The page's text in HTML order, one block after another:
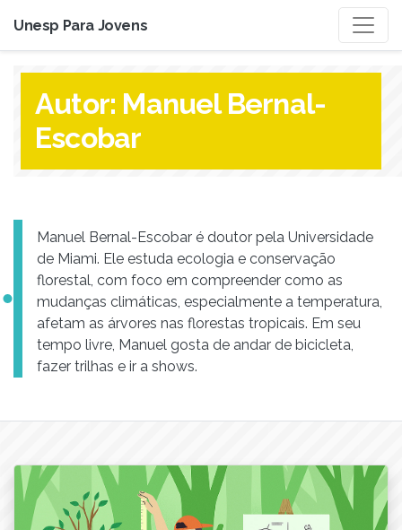
Unesp Para Jovens
Autor: Manuel Bernal-
Escobar
Manuel Bernal-Escobar é doutor pela Universidade
de Miami. Ele estuda ecologia e conservação
florestal, com foco em compreender como as
mudanças climáticas, especialmente a temperatura,
afetam as árvores nas florestas tropicais. Em seu
tempo livre, Manuel gosta de andar de bicicleta,
fazer trilhas e ir a shows.